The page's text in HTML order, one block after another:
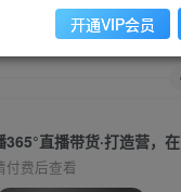
付费后查看
开通VIP会员